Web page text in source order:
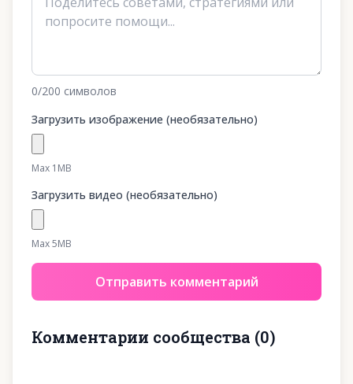
0/200 символов
Загрузить изображение (необязательно)
Max 1MB
Загрузить видео (необязательно)
Max 5MB
Отправить комментарий
Комментарии сообщества (0)